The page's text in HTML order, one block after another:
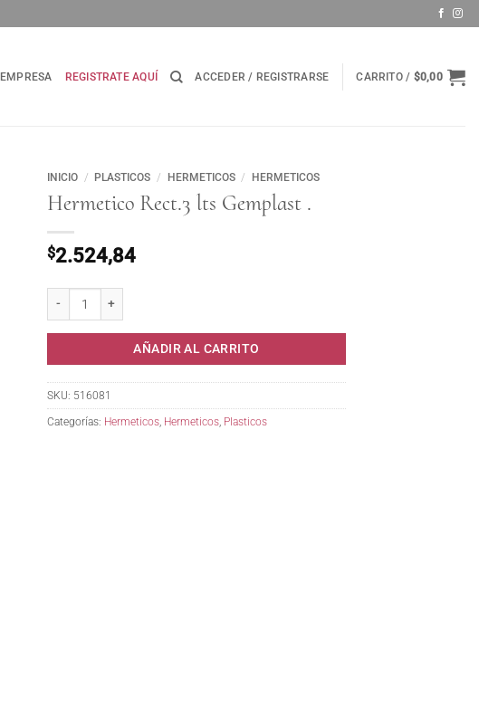
EMPRESA REGISTRATE AQUÍ ACCEDER / REGISTRARSE CARRITO / $0,00
INICIO / PLASTICOS / HERMETICOS / HERMETICOS
Hermetico Rect.3 lts Gemplast .
$2.524,84
AÑADIR AL CARRITO
SKU: 516081
Categorías: Hermeticos Hermeticos Plasticos